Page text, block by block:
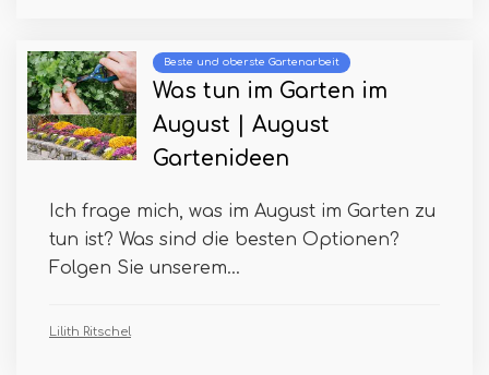
Beste und oberste Gartenarbeit
Was tun im Garten im
August | August
Gartenideen
Ich frage mich, was im August im Garten zu
tun ist? Was sind die besten Optionen?
Folgen Sie unserem...
Lilith Ritschel